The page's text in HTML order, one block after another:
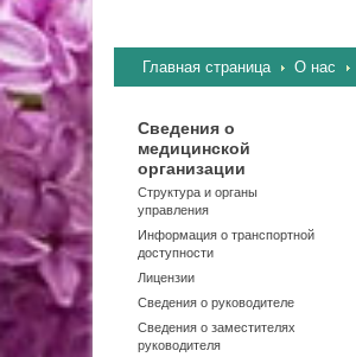
Главная страница О нас
Сведения о
медицинской
организации
Структура и органы
управления
Информация о транспортной
доступности
Лицензии
Сведения о руководителе
Сведения о заместителях
руководителя